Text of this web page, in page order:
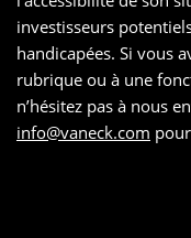
investisseurs
handicapées. Si vous
rubrique ou à une
n’hésitez pas à nous
info@vaneck.com